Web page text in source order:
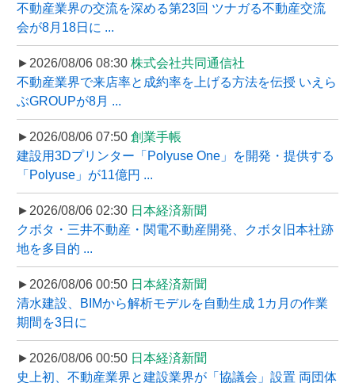
不動産業界の交流を深める第23回 ツナガる不動産交流
会が8月18日に ...
►2026/08/06 08:30 株式会社共同通信社
不動産業界で来店率と成約率を上げる方法を伝授 いえら
ぶGROUPが8月 ...
►2026/08/06 07:50 創業手帳
建設用3Dプリンター「Polyuse One」を開発・提供する
「Polyuse」が11億円 ...
►2026/08/06 02:30 日本経済新聞
クボタ・三井不動産・関電不動産開発、クボタ旧本社跡
地を多目的 ...
►2026/08/06 00:50 日本経済新聞
清水建設、BIMから解析モデルを自動生成 1カ月の作業
期間を3日に
►2026/08/06 00:50 日本経済新聞
史上初、不動産業界と建設業界が「協議会」設置 両団体